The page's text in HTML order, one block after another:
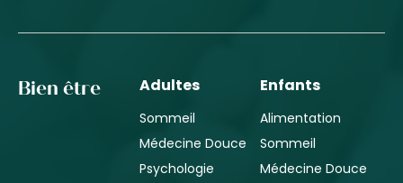
Bien être Adultes
Sommeil
Médecine Douce
Psychologie
Enfants
Alimentation
Sommeil
Médecine Douce